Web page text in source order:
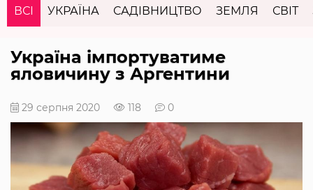
ВСІ УКРАЇНА САДІВНИЦТВО ЗЕМЛЯ СВІТ
Україна імпортуватиме
яловичину з Аргентини
29 серпня 2020 118 0